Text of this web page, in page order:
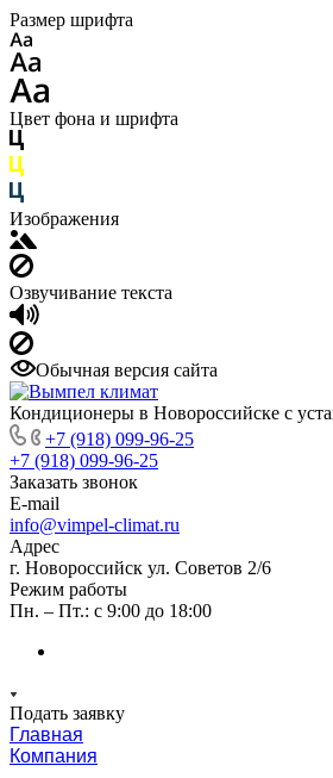
Размер шрифта
Цвет фона и шрифта
Изображения
Озвучивание текста
Обычная версия сайта
Кондиционеры в Новороссийске с
+7 (918) 099-96-25
+7 (918) 099-96-25
Заказать звонок
E-mail
info@vimpel-climat.ru
Адрес
г. Новороссийск ул. Советов 2/6
Режим работы
Пн. – Пт.: с 9:00 до 18:00
Подать заявку
Главная
Компания